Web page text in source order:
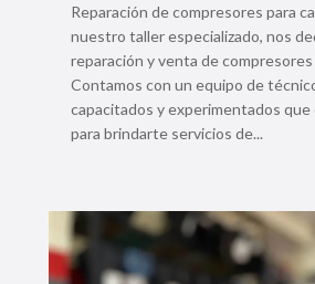
Reparación de compresores para
nuestro taller especializado, nos
reparación y venta de compresores
Contamos con un equipo de
capacitados y experimentados
para brindarte servicios de...